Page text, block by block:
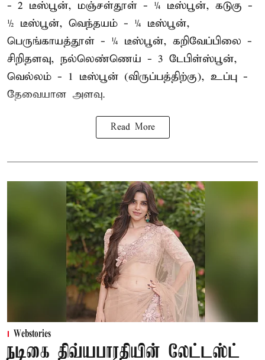
- 2 டீஸ்பூன், மஞ்சள்தூள் - ¼ டீஸ்பூன், கடுகு -
½ டீஸ்பூன், வெந்தயம் - ¼ டீஸ்பூன்,
பெருங்காயத்தூள் - ¼ டீஸ்பூன், கறிவேப்பிலை -
சிறிதளவு, நல்லெண்ணெய் - 3 டேபிள்ஸ்பூன்,
வெல்லம் - 1 டீஸ்பூன் (விருப்பத்திற்கு), உப்பு -
தேவையான அளவு.
Read More
Webstories
நடிகை திவ்யபாரதியின் லேட்டஸ்ட்